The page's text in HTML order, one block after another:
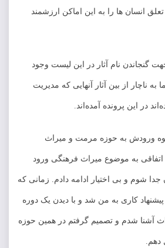
انسان ها را به این اماکن ارزشمند
گنجاندن نام آثار در این لیست وجود
به ناچار از بین آثار آنهایی که مدیریت
در این پرونده آمده‌اند.
نحوه ورودش به حوزه مرمت و میراث
اتفاقی به موضوع میراث فرهنگی ورود
جدا شوم و بی اختیار ادامه دادم. زمانی که
پیشنهاد کاری به من شد و با دیدن یک دوره
آشنا شدم و تصمیم گرفتم در همین حوزه
دهم.